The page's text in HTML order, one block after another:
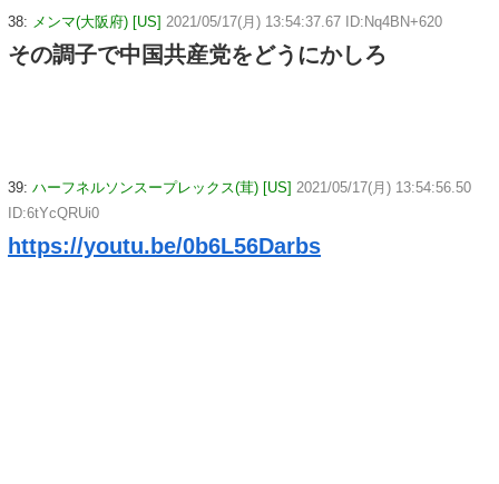
38: メンマ(大阪府) [US] 2021/05/17(月) 13:54:37.67 ID:Nq4BN+620
その調子で中国共産党をどうにかしろ
39: ハーフネルソンスープレックス(茸) [US] 2021/05/17(月) 13:54:56.50
ID:6tYcQRUi0
https://youtu.be/0b6L56Darbs